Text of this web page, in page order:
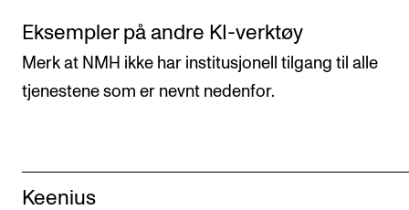
Eksempler på andre KI-verktøy
Merk at NMH ikke har institusjonell tilgang til alle
tjenestene som er nevnt nedenfor.
Keenius